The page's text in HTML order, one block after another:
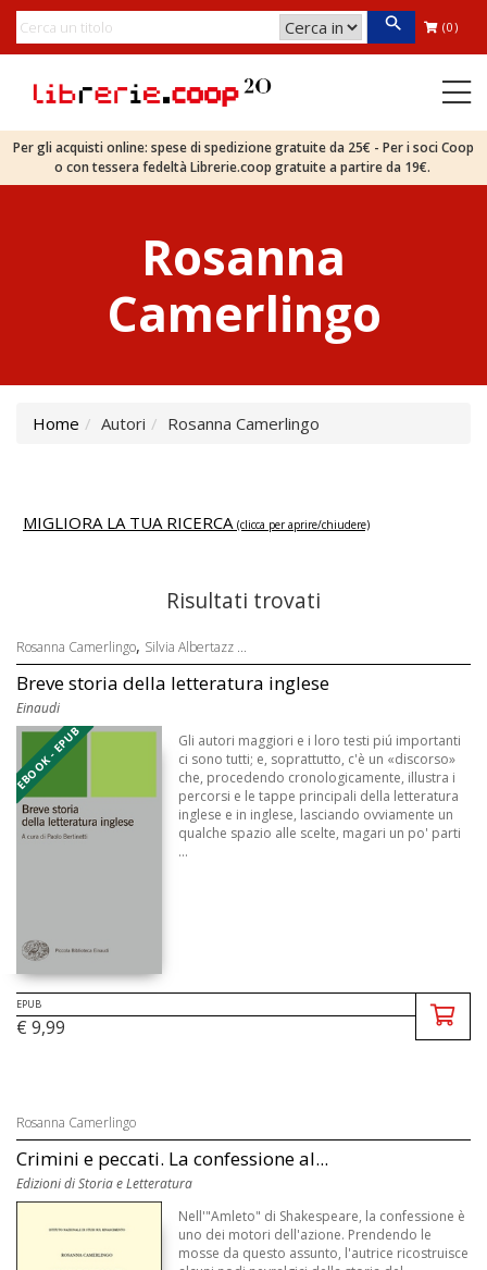
(0)
Per gli acquisti online: spese di spedizione gratuite da 25€ - Per i soci Coop
o con tessera fedeltà Librerie.coop gratuite a partire da 19€.
Rosanna
Camerlingo
Home Autori Rosanna Camerlingo
MIGLIORA LA TUA RICERCA (clicca per aprire/chiudere)
Risultati trovati
Rosanna Camerlingo, Silvia Albertazz ...
Breve storia della letteratura inglese
Einaudi
EBOOK - EPUB
Gli autori maggiori e i loro testi piú importanti
ci sono tutti; e, soprattutto, c'è un «discorso»
che, procedendo cronologicamente, illustra i
percorsi e le tappe principali della letteratura
inglese e in inglese, lasciando ovviamente un
qualche spazio alle scelte, magari un po' parti
...
EPUB
€ 9,99
Rosanna Camerlingo
Crimini e peccati. La confessione al...
Edizioni di Storia e Letteratura
Nell'"Amleto" di Shakespeare, la confessione è
uno dei motori dell'azione. Prendendo le
mosse da questo assunto, l'autrice ricostruisce